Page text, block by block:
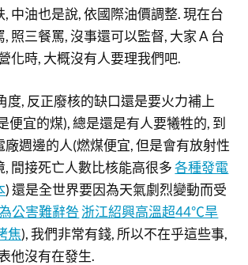
中油也是說, 依國際油價調整. 現在台
照三餐罵, 沒事還可以監督, 大家 A 台
化時, 大概沒有人要理我們吧.
度, 反正廢核的缺口還是要火力補上
便宜的煤), 總是還是有人要犧牲的, 到
廠週邊的人(燃煤便宜, 但是會有放射性
, 間接死亡人數比核能高很多各種發電
) 還是全世界要因為天氣劇烈變動而受
公害難辭咎浙江紹興高溫超44℃旱
焦), 我們非常有錢, 所以不在乎這些事,
他沒有在發生.